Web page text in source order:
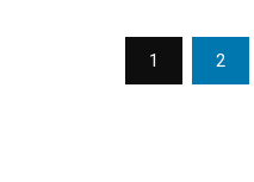
navigation
1 2